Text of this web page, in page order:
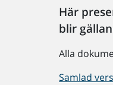
Här
blir
Alla
Samlad